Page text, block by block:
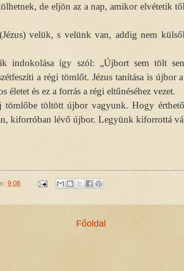
de eljön az a nap, amikor elvétetik
velük, s velünk van, addig nem
indokolása így szól: „Újbort sem tölt
a régi tömlőt. Jézus tanítása is újbor
életet és ez a forrás a régi eltűnéséhez vezet.
tömlőbe töltött újbor vagyunk. Hogy
kiforróban lévő újbor. Legyünk kiforrottá
9:08
Főoldal